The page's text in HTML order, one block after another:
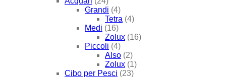
Grandi (4)
Tetra (4)
Medi (16)
Zolux (16)
Piccoli (4)
Also (2)
Zolux (1)
Cibo per Pesci (23)